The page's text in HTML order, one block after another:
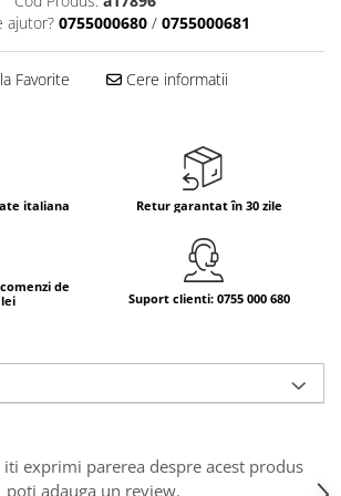
italian,
ajutor? 0755000680 / 0755000681
Favorite Cere informatii
italiana Retur garantat în 30 zile
de
Suport clienti: 0755 000 680
iti exprimi parerea despre acest produs
poti adauga un review.